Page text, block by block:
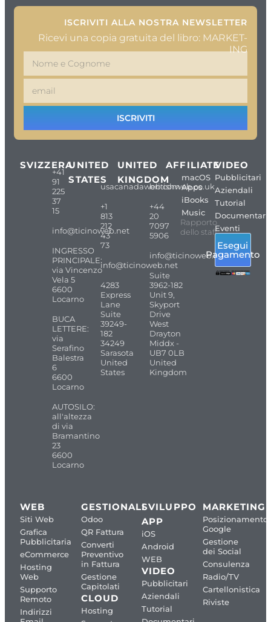
ISCRIVITI ALLA NOSTRA NEWSLETTER
Ricevi una copia gratuita del libro: MARKET-
ING
ISCRIVITI
SVIZZERA
+41
91
225
37
15
info@ticinoweb.net
INGRESSO
PRINCIPALE:
via Vincenzo
Vela 5
6600
Locarno
BUCA
LETTERE:
via
Serafino
Balestra
6
6600
Locarno
AUTOSILO:
all'altezza
di via
Bramantino
23
6600
Locarno
UNITED
STATES
usacanadaweb.com
+1
813
212
43
73
info@ticinoweb.net
4283
Express
Lane
Suite
39249-
182
34249
Sarasota
United
States
UNITED
KINGDOM
britishweb.co.uk
+44
20
7097
5906
info@ticinoweb.net
Suite
3962-182
Unit 9,
Skyport
Drive
West
Drayton
Middx -
UB7 0LB
United
Kingdom
AFFILIATE
macOS
Apps
iBooks
Music
Rapporto
dello staff
VIDEO
Pubblicitari
Aziendali
Tutorial
Documentari
Eventi
Esegui
Pagamento
WEB
Siti Web
Grafica
Pubblicitaria
eCommerce
Hosting
Web
Supporto
Remoto
Indirizzi
GESTIONALI
Odoo
QR Fattura
Converti
Preventivo
in Fattura
Gestione
Capitolati
CLOUD
Hosting
SVILUPPO
APP
iOS
Android
WEB
VIDEO
Pubblicitari
Aziendali
Tutorial
MARKETING
Posizionamento
Google
Gestione
dei Social
Consulenza
Radio/TV
Cartellonistica
Riviste